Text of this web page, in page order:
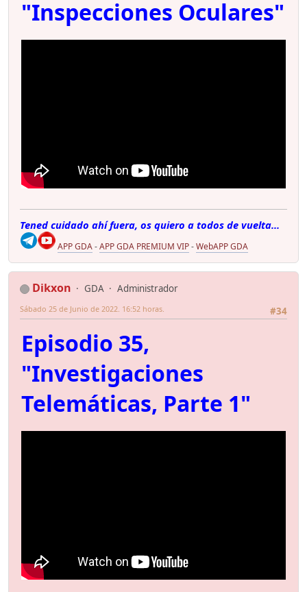
"Inspecciones Oculares"
Tened cuidado ahí fuera, os quiero a todos de vuelta...
APP GDA-APP GDA PREMIUM VIP-WebAPP GDA
Dikxon GDA
Administrador
#34
Sábado 25 de Junio de 2022. 16:52 horas.
Episodio 35,
"Investigaciones
Telemáticas, Parte 1"